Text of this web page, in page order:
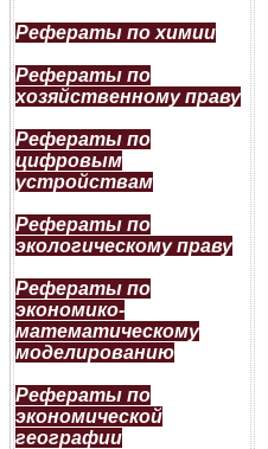
Рефераты по химии
Рефераты по
хозяйственному праву
Рефераты по
цифровым
устройствам
Рефераты по
экологическому праву
Рефераты по
экономико-
математическому
моделированию
Рефераты по
экономической
географии